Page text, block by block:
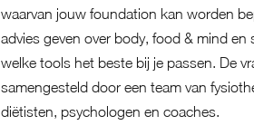
waarvan jouw foundation kan worden
advies geven over body, food & mind
welke tools het beste bij je passen. De
samengesteld door een team van
diëtisten, psychologen en coaches.